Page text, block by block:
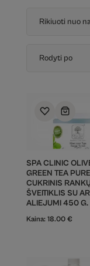
SPA CLINIC
GREEN TEA PURE
CUKRINIS
ŠVEITIKLIS SU
ALIEJUMI 450 G.
Kaina: 18.00 €